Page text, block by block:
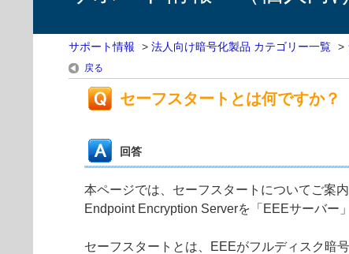
サポート情報 > 法人向け暗号化製品 カテゴリー一覧 >
戻る
セーフスタートとは何ですか？
回答
本ページでは、セーフスタートについてご案
Endpoint Encryption Serverを「EEEサーバー
セーフスタートとは、EEEがフルディスク暗